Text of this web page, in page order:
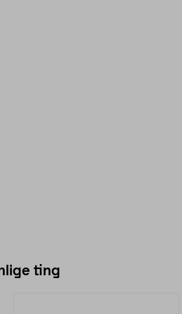
ting